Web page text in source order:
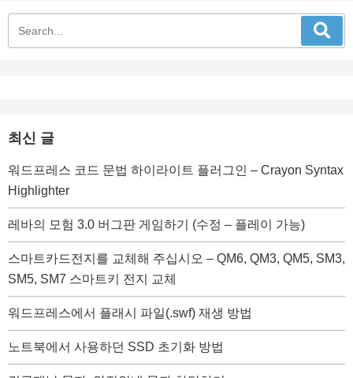
최신 글
워드프레스 코드 문법 하이라이트 플러그인 – Crayon Syntax
Highlighter
레바의 모험 3.0 버그판 게임하기 (수정 – 플레이 가능)
스마트카드전지를 교체해 주십시오 – QM6, QM3, QM5, SM3,
SM5, SM7 스마트키 전지 교체
워드프레스에서 플래시 파일(.swf) 재생 방법
노트북에서 사용하던 SSD 초기화 방법